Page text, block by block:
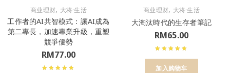
商业理财, 大将·生活
工作者的AI共智模式：讓AI成為
第二專長，加速專業升級，重塑
競爭優勢
RM77.00
商业理财, 大将·生活
大淘汰時代的生存者筆記
RM65.00
加入购物车